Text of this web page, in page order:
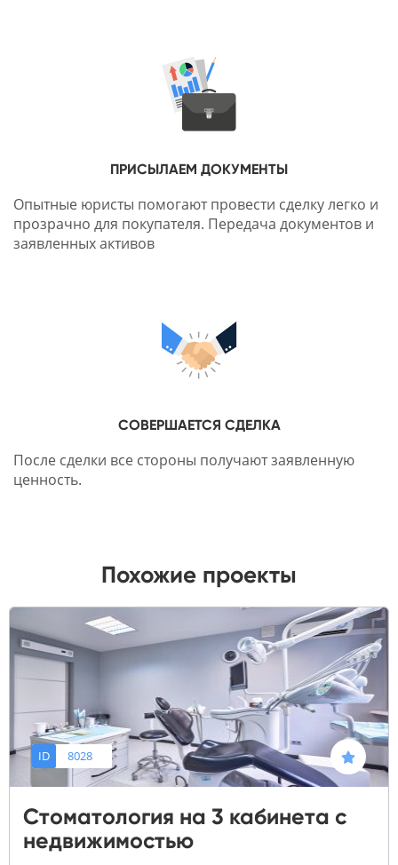
ПРИСЫЛАЕМ ДОКУМЕНТЫ
Опытные юристы помогают провести сделку легко и
прозрачно для покупателя. Передача документов и
заявленных активов
СОВЕРШАЕТСЯ СДЕЛКА
После сделки все стороны получают заявленную
ценность.
Похожие проекты
ID 8028
Стоматология на 3 кабинета с
недвижимостью